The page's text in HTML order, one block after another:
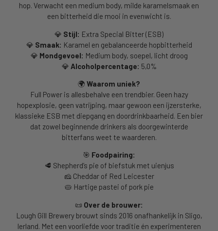
hop. Verwacht een medium body, milde karamelsmaak en
een bitterheid die mooi in evenwicht is.
💎 Stijl: Extra Special Bitter (ESB)
💎 Smaak: Karamel en gebalanceerde hopbitterheid
💎 Mondgevoel: Medium body, soepel, licht droog
💎 Alcoholpercentage: 5,0%
🌍 Waarom uniek?
Full Power is allesbehalve een trendbier. Geen hazy
hopexplosie, geen vatrijping, maar gewoon een ijzersterke,
klassieke ESB met diepgang en doordrinkbaarheid. Een bier
dat zowel beginnende drinkers als doorgewinterde
bitterfans weet te waarderen.
🎯 Foodpairing:
🥩 Shepherd’s pie of biefstuk met uienjus
🧀 Cheddar of Red Leicester
🥧 Hartige pastei of pork pie
📜 Over de brouwer:
Lough Gill Brewery brouwt sinds 2016 onafhankelijk in Sligo,
Ierland. Met een voorliefde voor traditie én experimenteren